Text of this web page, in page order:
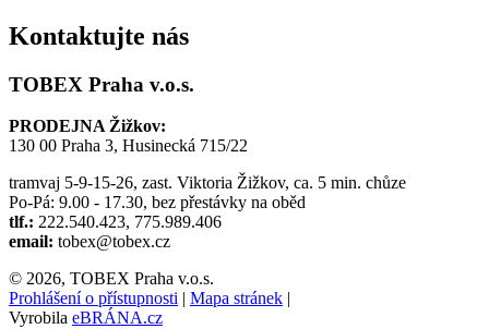
Kontaktujte nás
TOBEX Praha v.o.s.
PRODEJNA Žižkov:
130 00 Praha 3, Husinecká 715/22
tramvaj 5-9-15-26, zast. Viktoria Žižkov, ca. 5 min. chůze
Po-Pá: 9.00 - 17.30, bez přestávky na oběd
tlf.: 222.540.423, 775.989.406
email: tobex@tobex.cz
© 2026, TOBEX Praha v.o.s.
Prohlášení o přístupnosti | Mapa stránek |
Vyrobila eBRÁNA.cz